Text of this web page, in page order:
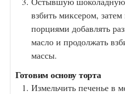
взбить миксером,
порциями добавлять
масло и продолжать
массы.
Готовим основу торта
Измельчить печенье в